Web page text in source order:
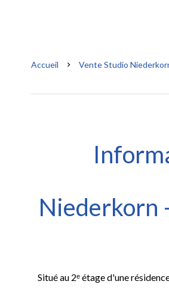
Accueil Vente Studio
Niederkorn
Situé au 2ᵉ étage d'une